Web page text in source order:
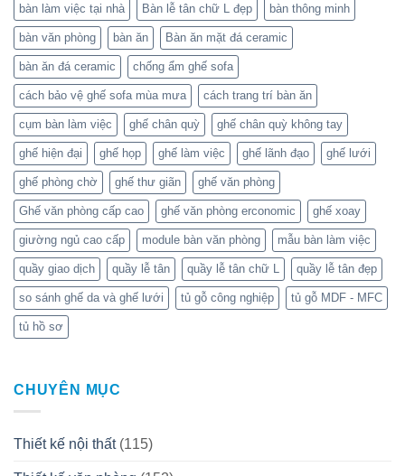
bàn làm việc tại nhà Bàn lễ tân chữ L đẹp bàn thông minh
bàn văn phòng bàn ăn Bàn ăn mặt đá ceramic
bàn ăn đá ceramic chống ẩm ghế sofa
cách bảo vệ ghế sofa mùa mưa cách trang trí bàn ăn
cụm bàn làm việc ghế chân quỳ ghế chân quỳ không tay
ghế hiện đại ghế họp ghế làm việc ghế lãnh đạo ghế lưới
ghế phòng chờ ghế thư giãn ghế văn phòng
Ghế văn phòng cấp cao ghế văn phòng erconomic ghế xoay
giường ngủ cao cấp module bàn văn phòng mẫu bàn làm việc
quầy giao dịch quầy lễ tân quầy lễ tân chữ L quầy lễ tân đẹp
so sánh ghế da và ghế lưới tủ gỗ công nghiệp tủ gỗ MDF - MFC
tủ hồ sơ
CHUYÊN MỤC
Thiết kế nội thất(115)